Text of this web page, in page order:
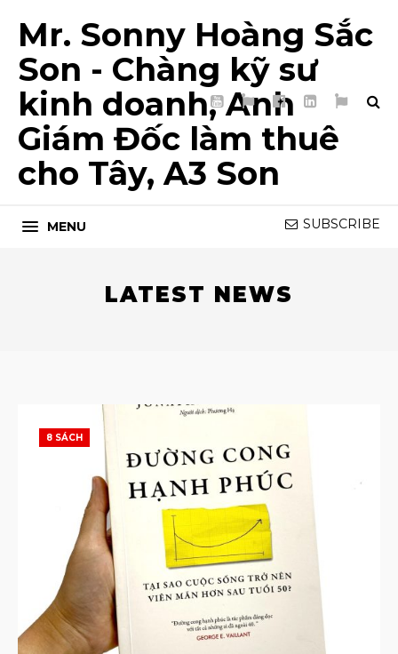
YouTube
TikTokFacebookLinkedIn
My
Mr. Sonny Hoàng Sắc
Son - Chàng kỹ sư
kinh doanh, Anh
Giám Đốc làm thuê
cho Tây, A3 Son
MENU SUBSCRIBE
LATEST NEWS
8 SÁCH